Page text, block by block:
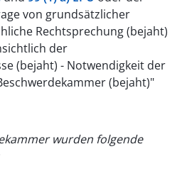
von grundsätzlicher
Rechtsprechung (bejaht)
der
(bejaht) - Notwendigkeit der
(bejaht)"
wurden folgende